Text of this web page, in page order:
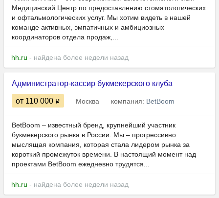
Медицинский Центр по предоставлению стоматологических
и офтальмологических услуг. Мы хотим видеть в нашей
команде активных, эмпатичных и амбициозных
координаторов отдела продаж,...
hh.ru - найдена более недели назад
Администратор-кассир букмекерского клуба
от 110 000 Москва компания: BetBoom
BetBoom – известный бренд, крупнейший участник
букмекерского рынка в России. Мы – прогрессивно
мыслящая компания, которая стала лидером рынка за
короткий промежуток времени. В настоящий момент над
проектами BetBoom ежедневно трудятся...
hh.ru - найдена более недели назад